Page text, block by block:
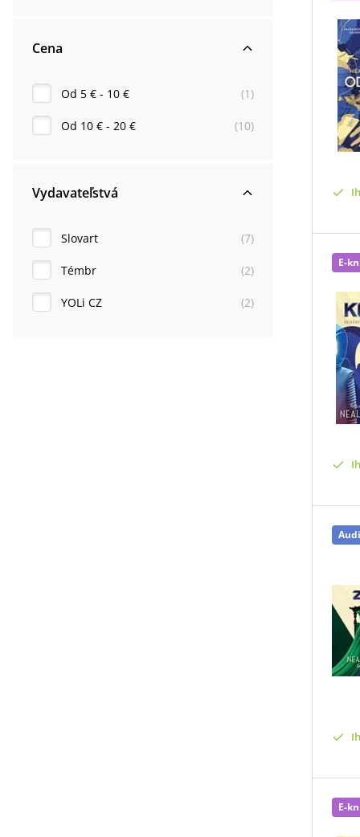
Cena
Od 5 € - 10 € (1 )
Od 10 € - 20 € (10)
Vydavateľstvá
Slovart (7)
Témbr (2)
YOLi CZ (2)
E-
E-